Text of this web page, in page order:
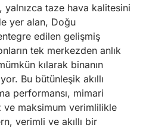
taze hava kalitesini
yer alan, Doğu
edilen gelişmiş
tek merkezden anlık
kılarak binanın
Bu bütünleşik akıllı
performansı, mimari
ve maksimum verimlilikle
verimli ve akıllı bir